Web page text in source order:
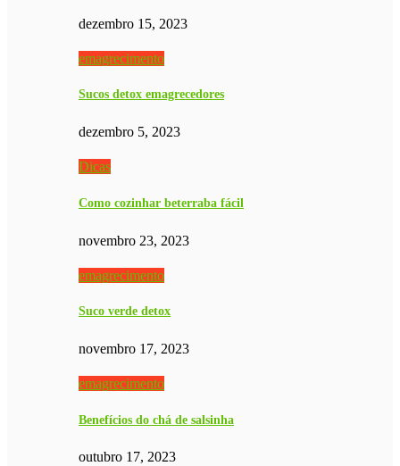
dezembro 15, 2023
emagrecimento
Sucos detox emagrecedores
dezembro 5, 2023
Dicas
Como cozinhar beterraba fácil
novembro 23, 2023
emagrecimento
Suco verde detox
novembro 17, 2023
emagrecimento
Benefícios do chá de salsinha
outubro 17, 2023